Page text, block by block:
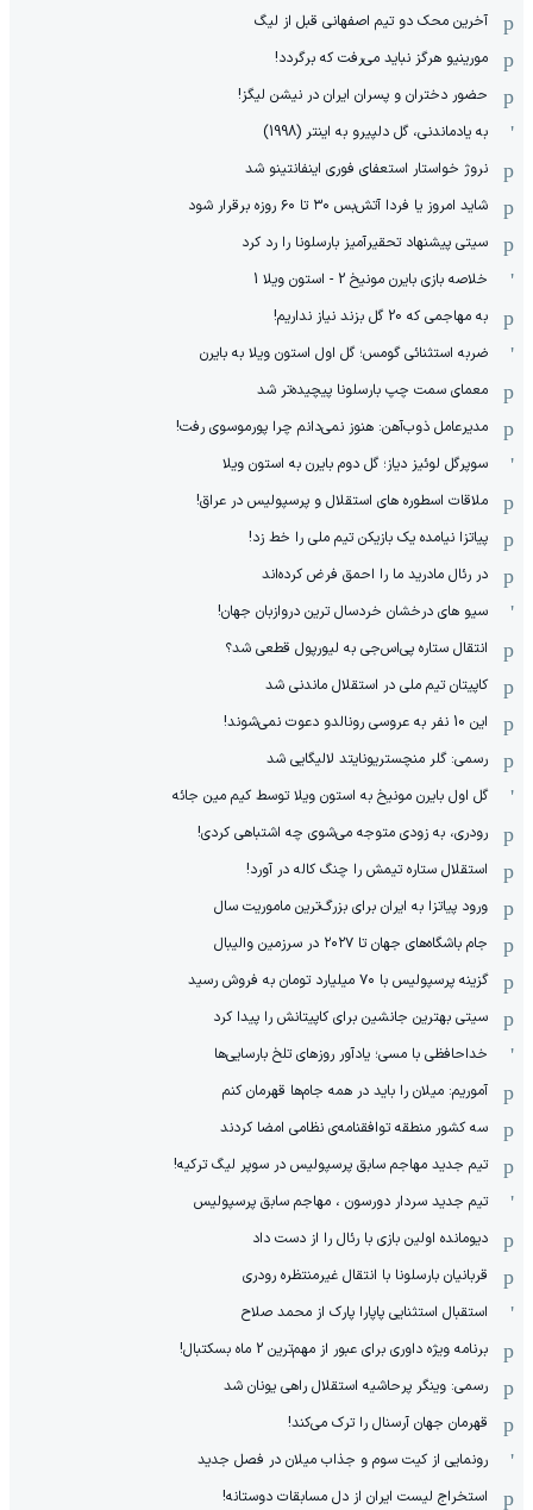
آخرین محک دو تیم اصفهانی قبل از لیگ
مورینیو هرگز نباید می‌رفت که برگردد!
حضور دختران و پسران ایران در نیشن لیگز!
به یادماندنی، گل دلپیرو به اینتر (1998)
نروژ خواستار استعفای فوری اینفانتینو شد
شاید امروز یا فردا آتش‌بس ۳۰ تا ۶۰ روزه برقرار شود
سیتی پیشنهاد تحقیرآمیز بارسلونا را رد کرد
خلاصه بازی بایرن مونیخ 2 - استون ویلا 1
به مهاجمی که 20 گل بزند نیاز نداریم!
ضربه استثنائی گومس؛ گل اول استون ویلا به بایرن
معمای سمت چپ بارسلونا پیچیده‌تر شد
مدیرعامل ذوب‌آهن: هنوز نمی‌دانم چرا پورموسوی رفت!
سوپرگل لوئیز دیاز؛ گل دوم بایرن به استون ویلا
ملاقات اسطوره های استقلال و پرسپولیس در عراق!
پیاتزا نیامده یک بازیکن تیم ملی را خط زد!
در رئال مادرید ما را احمق فرض کرده‌اند
سیو های درخشان خردسال ترین دروازبان جهان!
انتقال ستاره پی‌اس‌جی به لیورپول قطعی شد؟
کاپیتان تیم ملی در استقلال ماندنی شد
این 10 نفر به عروسی رونالدو دعوت نمی‌شوند!
رسمی: گلر منچستریونایتد لالیگایی شد
گل اول بایرن مونیخ به استون ویلا توسط کیم مین جائه
رودری، به زودی متوجه می‌شوی چه اشتباهی کردی!
استقلال ستاره تیمش را چنگ کاله در آورد!
ورود پیاتزا به ایران برای بزرگ‌ترین ماموریت سال
جام باشگاه‌های جهان تا ۲۰۲۷ در سرزمین والیبال
گزینه پرسپولیس با ۷۰ میلیارد تومان به فروش رسید
سیتی بهترین جانشین برای کاپیتانش را پیدا کرد
خداحافظی با مسی؛ یادآور روزهای تلخ بارسایی‌ها
آموریم: میلان را باید در همه جام‌ها قهرمان کنم
سه کشور منطقه توافقنامه‌ی نظامی امضا کردند
تیم جدید مهاجم سابق پرسپولیس در سوپر لیگ ترکیه!
تیم جدید سردار دورسون ، مهاجم سابق پرسپولیس
دیومانده اولین بازی با رئال را از دست داد
قربانیان بارسلونا با انتقال غیرمنتظره رودری
استقبال استثنایی پاپارا پارک از محمد صلاح
برنامه ویژه داوری برای عبور از مهم‌ترین 2 ماه بسکتبال!
رسمی: وینگر پرحاشیه استقلال راهی یونان شد
قهرمان جهان آرسنال را ترک می‌کند!
رونمایی از کیت سوم و جذاب میلان در فصل جدید
استخراج لیست ایران از دل مسابقات دوستانه!